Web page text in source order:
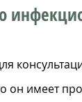
он имеет